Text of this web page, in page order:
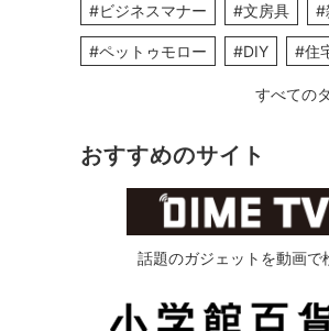
#ビジネスマナー #文房具 #
#ペットゥモロー #DIY #住
すべての
おすすめのサイト
話題のガジェットを動画で